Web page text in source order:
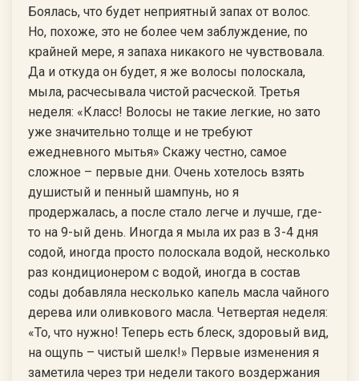
Боялась, что будет неприятный запах от волос.
Но, похоже, это не более чем заблуждение, по
крайней мере, я запаха никакого не чувствовала.
Да и откуда он будет, я же волосы полоскала,
мыла, расчесывала чистой расческой. Третья
неделя: «Класс! Волосы не такие легкие, но зато
уже значительно толще и не требуют
ежедневного мытья» Скажу честно, самое
сложное – первые дни. Очень хотелось взять
душистый и пенный шампунь, но я
продержалась, а после стало легче и лучше, где-
то на 9-ый день. Иногда я мыла их раз в 3-4 дня
содой, иногда просто полоскала водой, несколько
раз кондиционером с водой, иногда в состав
соды добавляла несколько капель масла чайного
дерева или оливкового масла. Четвертая неделя:
«То, что нужно! Теперь есть блеск, здоровый вид,
на ощупь – чистый шелк!» Первые изменения я
заметила через три недели такого воздержания